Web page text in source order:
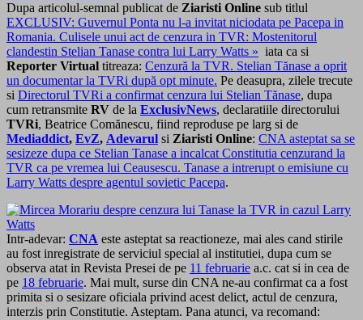
Dupa articolul-semnal publicat de Ziaristi Online sub titlul
EXCLUSIV: Guvernul Ponta nu l-a invitat niciodata pe Pacepa in
Romania. Culisele unui act de cenzura in TVR: Mostenitorul
clandestin Stelian Tanase contra lui Larry Watts » iata ca si
Reporter Virtual titreaza: Cenzură la TVR. Stelian Tănase a oprit
un documentar la TVRi după opt minute. Pe deasupra, zilele trecute
si Directorul TVRi a confirmat cenzura lui Stelian Tănase, dupa
cum retransmite RV de la ExclusivNews, declaratiile directorului
TVRi, Beatrice Comănescu, fiind reproduse pe larg si de
Mediaddict, EvZ, Adevarul si Ziaristi Online: CNA asteptat sa se
sesizeze dupa ce Stelian Tanase a incalcat Constitutia cenzurand la
TVR ca pe vremea lui Ceausescu. Tanase a intrerupt o emisiune cu
Larry Watts despre agentul sovietic Pacepa.
Intr-adevar: CNA este asteptat sa reactioneze, mai ales cand stirile
au fost inregistrate de serviciul special al institutiei, dupa cum se
observa atat in Revista Presei de pe 11 februarie a.c. cat si in cea de
pe 18 februarie. Mai mult, surse din CNA ne-au confirmat ca a fost
primita si o sesizare oficiala privind acest delict, actul de cenzura,
interzis prin Constitutie. Asteptam. Pana atunci, va recomand: